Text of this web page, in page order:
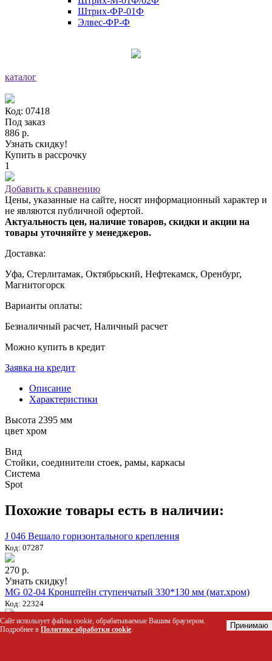
Штрих-ФР-01Ф
Элвес-ФР-Ф
каталог
Код: 07418
Под заказ
886 р.
Узнать скидку!
Купить в рассрочку
1
Добавить к сравнению
Цены, указанные на сайте, носят информационный характер и
не являются публичной офертой.
Актуальность цен, наличие товаров, скидки и акции на
товары уточняйте у менеджеров.
Доставка:
Уфа, Стерлитамак, Октябрьский, Нефтекамск, Оренбург,
Магнитогорск
Варианты оплаты:
Безналичный расчет, Наличный расчет
Можно купить в кредит
Заявка на кредит
Описание
Характеристики
Высота 2395 мм
цвет хром
Вид
Стойки, соединители стоек, рамы, каркасы
Система
Spot
Похожие товары есть в наличии:
J 046 Вешало горизонтального крепления
Код: 07287
270 р.
Узнать скидку!
MG 02-04 Кронштейн ступенчатый 330*130 мм (мат.хром)
Код: 22324
1 904 р.
Узнать скидку!
Сайт использует файлы cookie, обрабатываемые Вашим браузером.
Подробнее в Политике обработки cookie. Принимаю